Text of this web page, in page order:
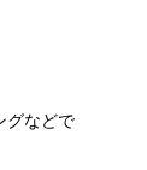
グなどで